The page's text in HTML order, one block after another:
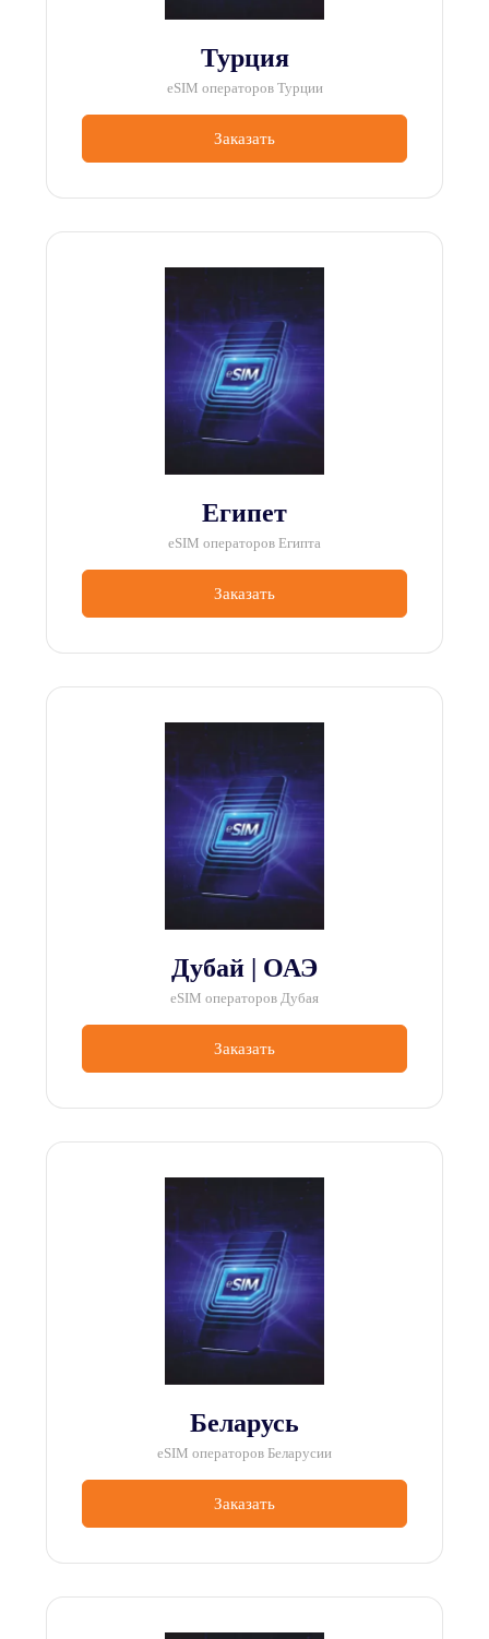
Турция
eSIM операторов Турции
Заказать
Египет
eSIM операторов Египта
Заказать
Дубай | ОАЭ
eSIM операторов Дубая
Заказать
Беларусь
eSIM операторов Беларусии
Заказать